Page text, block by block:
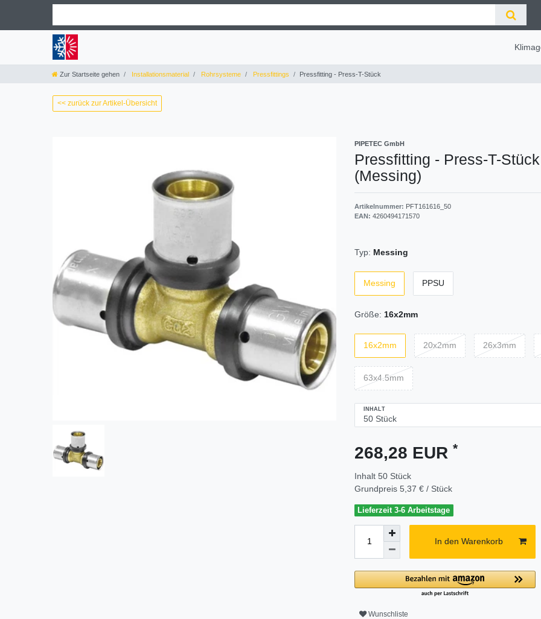
Zur Startseite gehen Installationsmaterial Rohrsysteme Pressfittings Pressfitting - Press-T-Stück
<< zurück zur Artikel-Übersicht
PIPETEC GmbH
Pressfitting - Press-T-Stück
(Messing)
Artikelnummer: PFT161616_50
EAN: 4260494171570
Typ: Messing
Messing PPSU
Größe: 16x2mm
16x2mm 20x2mm 26x3mm
63x4.5mm
INHALT
268,28 EUR *
Inhalt 50 Stück
Grundpreis 5,37 € / Stück
Lieferzeit 3-6 Arbeitstage
In den Warenkorb
Wunschliste